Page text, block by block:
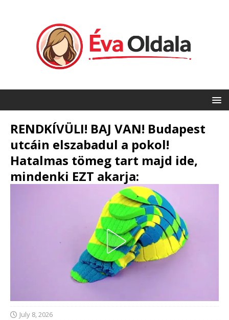
RENDKÍVÜLI! BAJ VAN! Budapest
utcáin elszabadul a pokol!
Hatalmas tömeg tart majd ide,
mindenki EZT akarja:
July 8, 2026